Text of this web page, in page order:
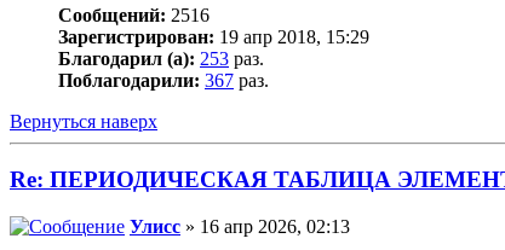
Сообщений: 2516
Зарегистрирован: 19 апр 2018, 15:29
Благодарил (а): 253 раз.
Поблагодарили: 367 раз.
Вернуться наверх
Re: ПЕРИОДИЧЕСКАЯ ТАБЛИЦА
Улисс » 16 апр 2026, 02:13